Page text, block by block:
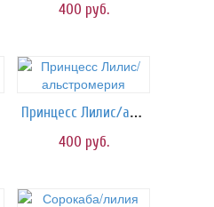
400 руб.
Принцесс Лилис/альстромерия
400 руб.